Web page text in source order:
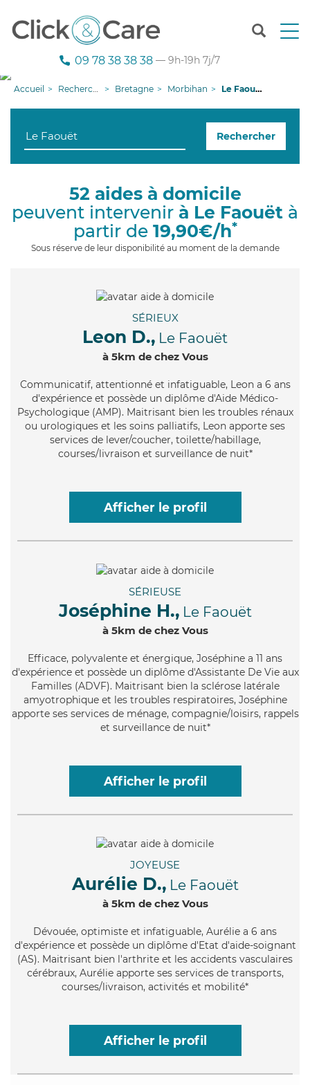
T
n
g
i
09 78 38 38 38 — 9h-19h 7j/7
Accueil Recherche aide à domicile Bretagne Morbihan Le Faouët
Rechercher
52 aides à domicile
peuvent intervenir à Le Faouët à
partir de 19,90€/h*
Sous réserve de leur disponibilité au moment de la demande
SÉRIEUX
Leon D., Le Faouët
à 5km de chez Vous
Communicatif, attentionné et infatiguable, Leon a 6 ans
d'expérience et possède un diplôme d'Aide Médico-
Psychologique (AMP). Maitrisant bien les troubles rénaux
ou urologiques et les soins palliatifs, Leon apporte ses
services de lever/coucher, toilette/habillage,
courses/livraison et surveillance de nuit*
Afficher le profil
SÉRIEUSE
Joséphine H., Le Faouët
à 5km de chez Vous
Efficace, polyvalente et énergique, Joséphine a 11 ans
d'expérience et possède un diplôme d'Assistante De Vie aux
Familles (ADVF). Maitrisant bien la sclérose latérale
amyotrophique et les troubles respiratoires, Joséphine
apporte ses services de ménage, compagnie/loisirs, rappels
et surveillance de nuit*
Afficher le profil
JOYEUSE
Aurélie D., Le Faouët
à 5km de chez Vous
Dévouée, optimiste et infatiguable, Aurélie a 6 ans
d'expérience et possède un diplôme d'Etat d'aide-soignant
(AS). Maitrisant bien l'arthrite et les accidents vasculaires
cérébraux, Aurélie apporte ses services de transports,
courses/livraison, activités et mobilité*
Afficher le profil